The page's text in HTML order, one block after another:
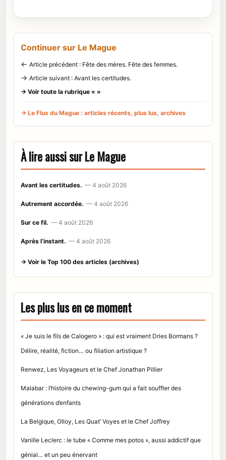
Continuer sur Le Mague
← Article précédent : Fête des mères. Fête des femmes.
→ Article suivant : Avant les certitudes.
→ Voir toute la rubrique « »
→ Le Flux du Mague : articles récents, plus lus, archives
À lire aussi sur Le Mague
Avant les certitudes. — 4 août 2026
Autrement accordée. — 4 août 2026
Sur ce fil. — 4 août 2026
Après l’instant. — 4 août 2026
→ Voir le Top 100 des articles (archives)
Les plus lus en ce moment
« Je suis le fils de Calogero » : qui est vraiment Dries Bormans ?
Délire, réalité, fiction… ou filiation artistique ?
Renwez, Les Voyageurs et le Chef Jonathan Pillier
Malabar : l’histoire du chewing-gum qui a fait souffler des
générations d’enfants
La Belgique, Olloy, Les Quat’ Voyes et le Chef Joffrey
Vanille Leclerc : le tube « Comme mes potos », aussi addictif que
génial… et un peu énervant